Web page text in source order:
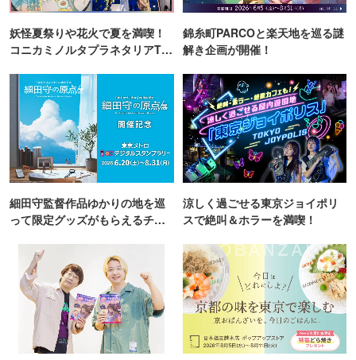
妖怪夏祭りや花火で夏を満喫！
コニカミノルタプラネタリアTO
錦糸町PARCOと楽天地を巡る謎
解き企画が開催！
細田守監督作品ゆかりの地を巡
って限定グッズがもらえるチャ
涼しく過ごせる東京ジョイポリ
スで絶叫＆ホラーを満喫！